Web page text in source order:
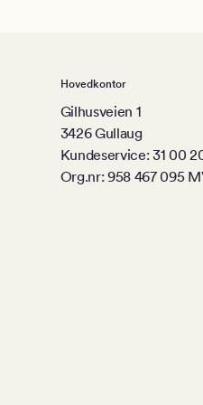
Hovedkontor
Gilhusveien 1
3426 Gullaug
Kundeservice: 31 00
Org.nr: 958 467 095